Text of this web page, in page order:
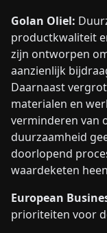
Golan Oliel:
productkwaliteit
zijn ontworpen
aanzienlijk
Daarnaast
materialen en
verminderen van
duurzaamheid
doorlopend
waardeketen
European
prioriteiten voor